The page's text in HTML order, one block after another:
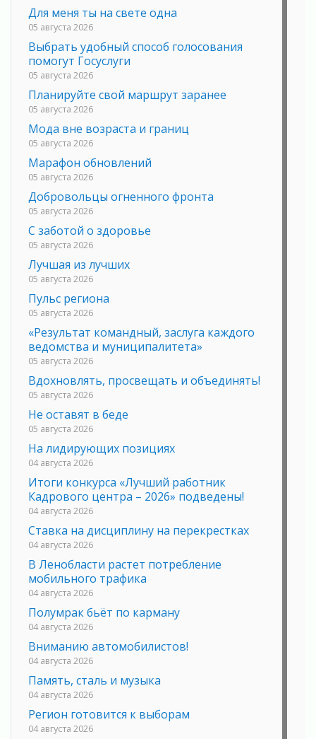
Для меня ты на свете одна
05 августа 2026
Выбрать удобный способ голосования
помогут Госуслуги
05 августа 2026
Планируйте свой маршрут заранее
05 августа 2026
Мода вне возраста и границ
05 августа 2026
Марафон обновлений
05 августа 2026
Добровольцы огненного фронта
05 августа 2026
С заботой о здоровье
05 августа 2026
Лучшая из лучших
05 августа 2026
Пульс региона
05 августа 2026
«Результат командный, заслуга каждого
ведомства и муниципалитета»
05 августа 2026
Вдохновлять, просвещать и объединять!
05 августа 2026
Не оставят в беде
05 августа 2026
На лидирующих позициях
04 августа 2026
Итоги конкурса «Лучший работник
Кадрового центра – 2026» подведены!
04 августа 2026
Ставка на дисциплину на перекрестках
04 августа 2026
В Ленобласти растет потребление
мобильного трафика
04 августа 2026
Полумрак бьёт по карману
04 августа 2026
Вниманию автомобилистов!
04 августа 2026
Память, сталь и музыка
04 августа 2026
Регион готовится к выборам
04 августа 2026